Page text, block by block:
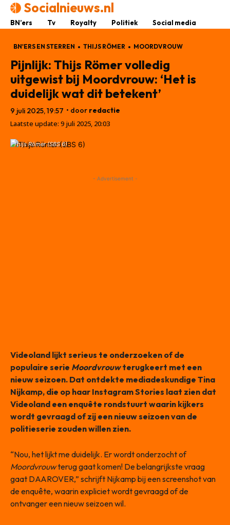
Socialnieuws.nl
BN’ers Tv Royalty Politiek Social media
BN'ERS EN STERREN THIJS RÖMER MOORDVROUW
Pijnlijk: Thijs Römer volledig
uitgewist bij Moordvrouw: ‘Het is
duidelijk wat dit betekent’
9 juli 2025, 19:57 • door redactie
Laatste update: 9 juli 2025, 20:03
Thijs Römer (SBS 6)
- Advertisement -
Videoland lijkt serieus te onderzoeken of de
populaire serie Moordvrouwterugkeert met een
nieuw seizoen. Dat ontdekte mediadeskundige Tina
Nijkamp, die op haar Instagram Stories laat zien dat
Videoland een enquête rondstuurt waarin kijkers
wordt gevraagd of zij een nieuw seizoen van de
politieserie zouden willen zien.
“Nou, het lijkt me duidelijk. Er wordt onderzocht of
Moordvrouwterug gaat komen! De belangrijkste vraag
gaat DAAROVER,” schrijft Nijkamp bij een screenshot van
de enquête, waarin expliciet wordt gevraagd of de
ontvanger een nieuw seizoen wil.